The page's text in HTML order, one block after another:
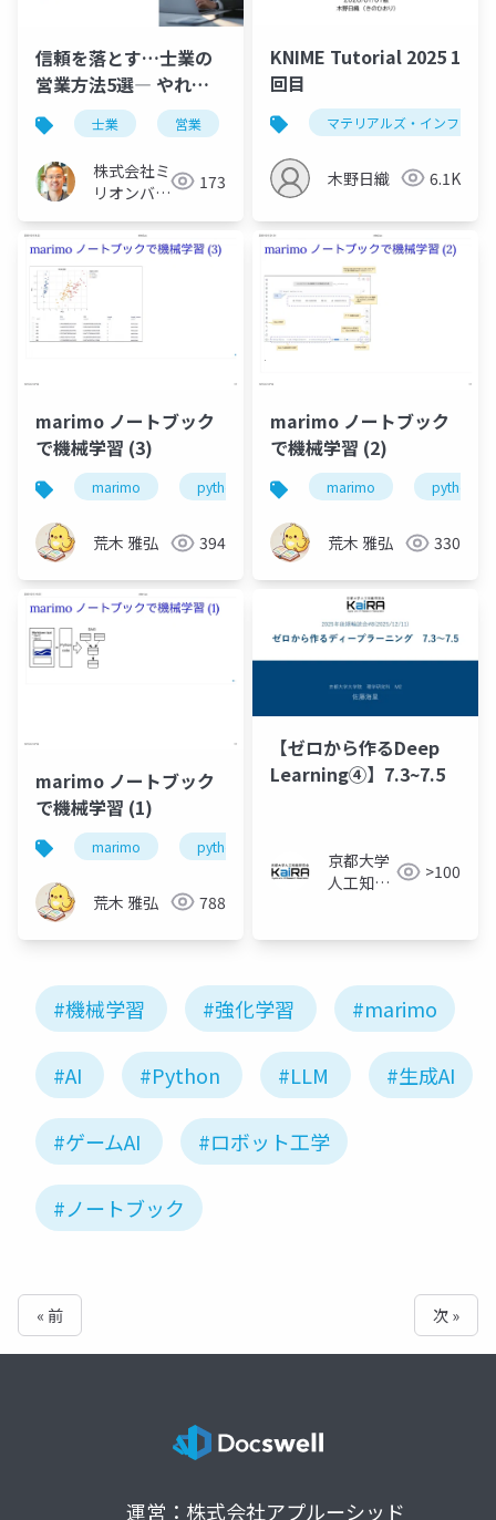
信頼を落とす…士業の
営業方法5選― やれば
やるほど逆効果な士業
の営業
士業 営業
株式会社ミ
リオンバリ
173
KNIME Tutorial 2025 1
回目
マテリアルズ・インフォマ
木野日織 6.1K
marimo ノートブック
で機械学習 (3)
marimo python
荒木 雅弘 394
marimo ノートブック
で機械学習 (2)
marimo python
荒木 雅弘 330
marimo ノートブック
で機械学習 (1)
marimo python
荒木 雅弘 788
【ゼロから作るDeep
Learning④】7.3~7.5
京都大学
人工知能
>100
#機械学習 #強化学習 #marimo
#AI #Python #LLM #生成AI
#ゲームAI #ロボット工学
#ノートブック
« 前 次 »
運営：株式会社アプルーシッド